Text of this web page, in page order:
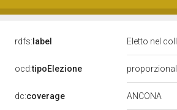
rdfs: label Eletto nel
ocd:tipoElezione
dc:coverage ANCONA